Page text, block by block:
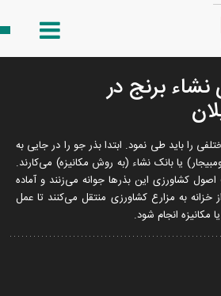
برنج در
را باید طی نمود. ابتدا بذر جو را در جایی به
یا بانک نشاء (به روش مکانیزه) می‌کارند.
اصول کشاورزی این بذر‌ها جوانه می‌زنند و آماده
خزانه به مزارع کشاورزی منتقل می‌کنند تا عمل
انجام شود.